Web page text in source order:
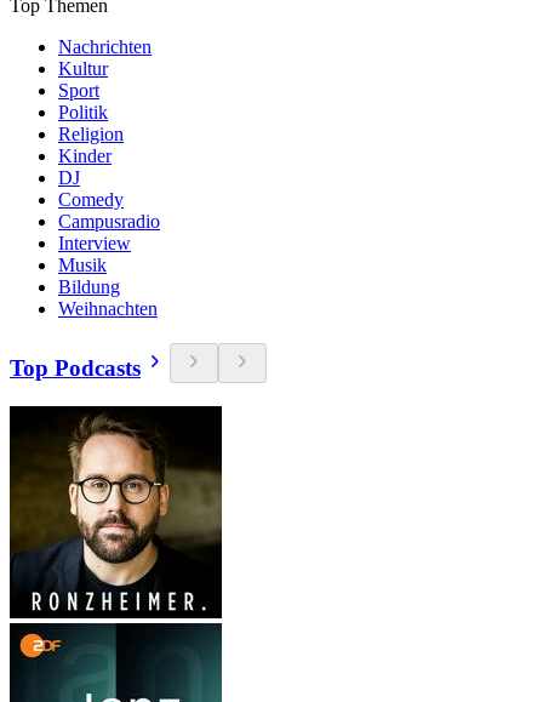
Top Themen
Nachrichten
Kultur
Sport
Politik
Religion
Kinder
DJ
Comedy
Campusradio
Interview
Musik
Bildung
Weihnachten
Top Podcasts